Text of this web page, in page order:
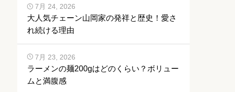
大人気チェーン山岡家の発祥と歴史！愛さ
れ続ける理由
7月 24, 2026
ラーメンの麺200gはどのくらい？ボリュー
ムと満腹感
7月 23, 2026